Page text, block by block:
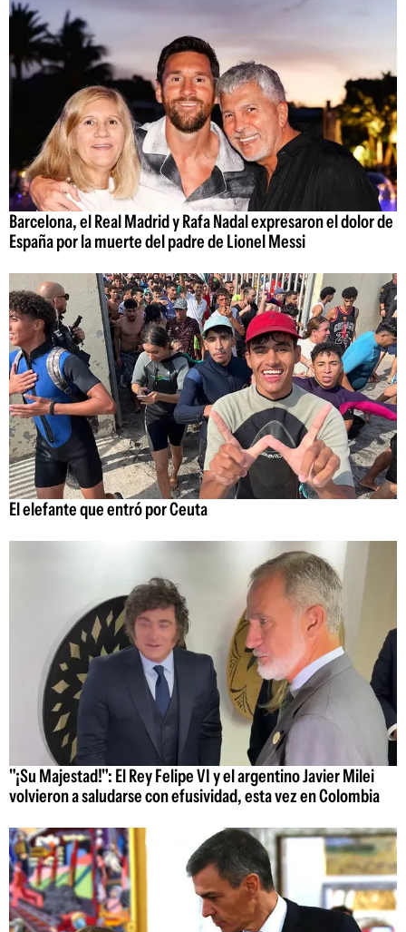
Barcelona, el Real Madrid y Rafa Nadal expresaron el dolor de
España por la muerte del padre de Lionel Messi
El elefante que entró por Ceuta
"¡Su Majestad!": El Rey Felipe VI y el argentino Javier Milei
volvieron a saludarse con efusividad, esta vez en Colombia